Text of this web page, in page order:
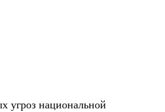
угроз национальной